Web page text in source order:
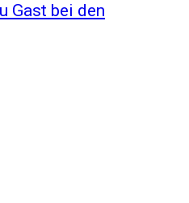
Gast bei den